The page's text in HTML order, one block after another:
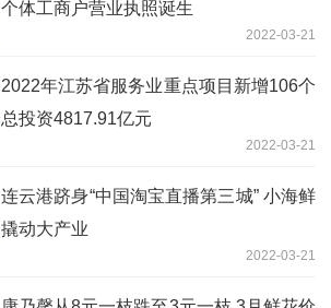
个体工商户营业执照诞生
2022-03-21
2022年江苏省服务业重点项目新增106个
总投资4817.91亿元
2022-03-21
连云港跻身“中国淘宝直播第三城” 小海鲜
撬动大产业
2022-03-21